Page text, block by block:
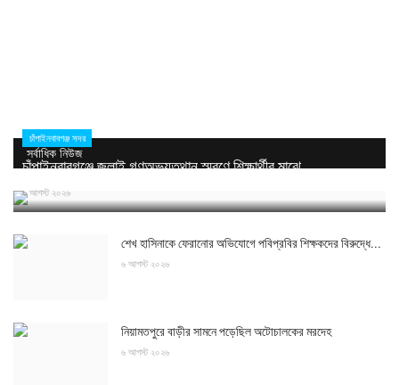
সর্বাধিক নিউজ
চাঁপাইনবাবগঞ্জ সদর
চাঁপাইনবাবগঞ্জে জুলাই গণঅভ্যুত্থান স্মরণে শিক্ষার্থীর মাঝে...
৬ আগস্ট ২০২৬
শেখ হাসিনাকে ফেরানোর অভিযোগে পবিপ্রবির শিক্ষকদের বিরুদ্ধে...
৬ আগস্ট ২০২৬
নিয়ামতপুরে বাড়ীর সামনে পড়েছিল অটোচালকের মরদেহ
৬ আগস্ট ২০২৬